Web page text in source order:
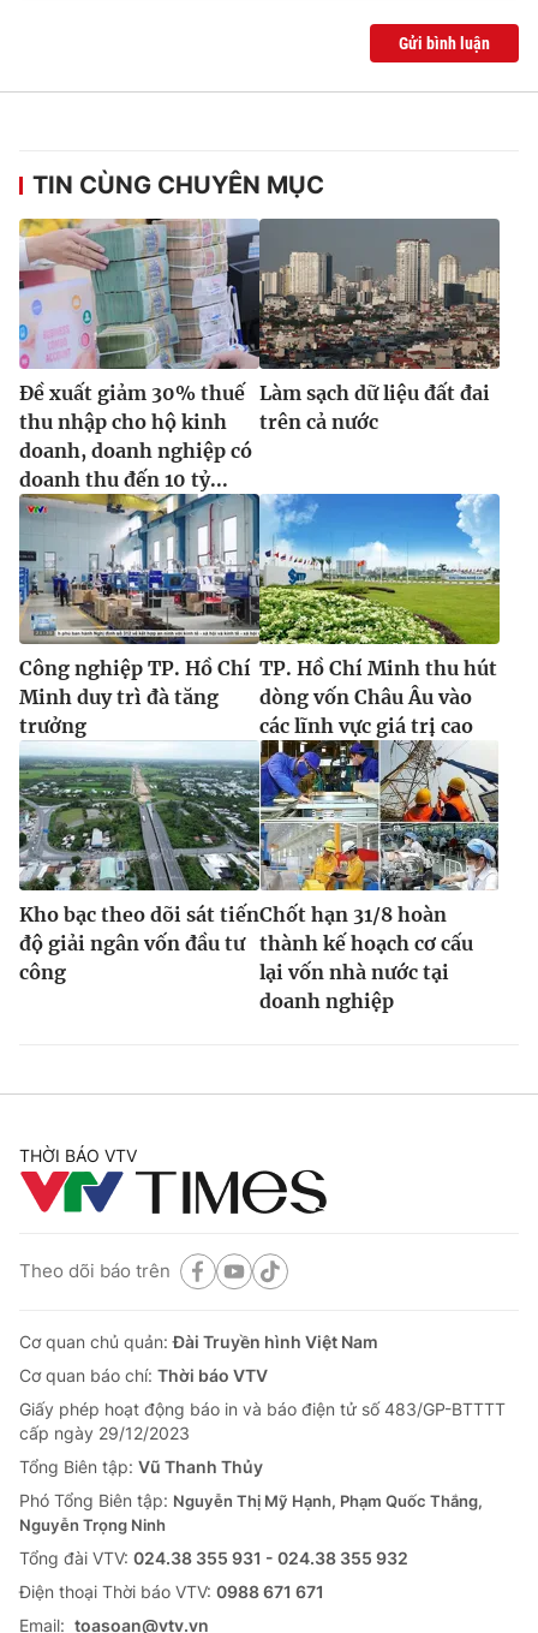
Gửi bình luận
TIN CÙNG CHUYÊN MỤC
Đề xuất giảm 30% thuế
thu nhập cho hộ kinh
doanh, doanh nghiệp có
doanh thu đến 10 tỷ...
Làm sạch dữ liệu đất đai
trên cả nước
Công nghiệp TP. Hồ Chí
Minh duy trì đà tăng
trưởng
TP. Hồ Chí Minh thu hút
dòng vốn Châu Âu vào
các lĩnh vực giá trị cao
Kho bạc theo dõi sát tiến
độ giải ngân vốn đầu tư
công
Chốt hạn 31/8 hoàn
thành kế hoạch cơ cấu
lại vốn nhà nước tại
doanh nghiệp
THỜI BÁO VTV
Theo dõi báo trên
Cơ quan chủ quản:Đài Truyền hình Việt Nam
Cơ quan báo chí: Thời báo VTV
Giấy phép hoạt động báo in và báo điện tử số 483/GP-BTTTT
cấp ngày 29/12/2023
Tổng Biên tập: Vũ Thanh Thủy
Phó Tổng Biên tập: Nguyễn Thị Mỹ Hạnh, Phạm Quốc Thắng,
Nguyễn Trọng Ninh
Tổng đài VTV: 024.38 355 931 - 024.38 355 932
Ðiện thoại Thời báo VTV: 0988 671 671
Email: toasoan@vtv.vn